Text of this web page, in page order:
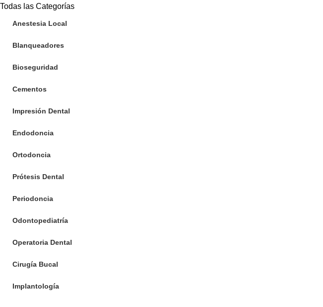
Todas las Categorías
Anestesia Local
Blanqueadores
Bioseguridad
Cementos
Impresión Dental
Endodoncia
Ortodoncia
Prótesis Dental
Periodoncia
Odontopediatría
Operatoria Dental
Cirugía Bucal
Implantología